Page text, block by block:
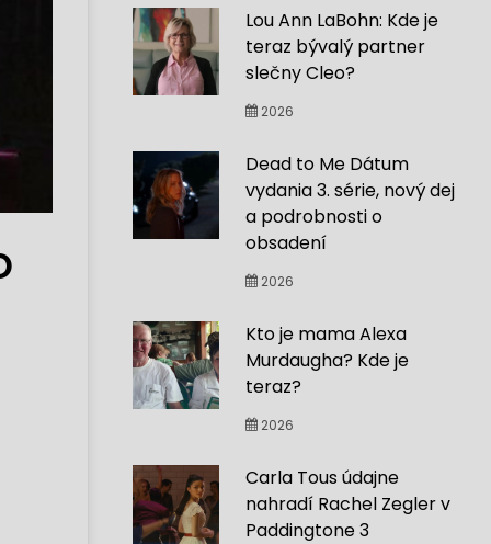
Lou Ann LaBohn: Kde je
teraz bývalý partner
slečny Cleo?
2026
Dead to Me Dátum
vydania 3. série, nový dej
a podrobnosti o
obsadení
2026
Kto je mama Alexa
Murdaugha? Kde je
teraz?
2026
Carla Tous údajne
nahradí Rachel Zegler v
Paddingtone 3